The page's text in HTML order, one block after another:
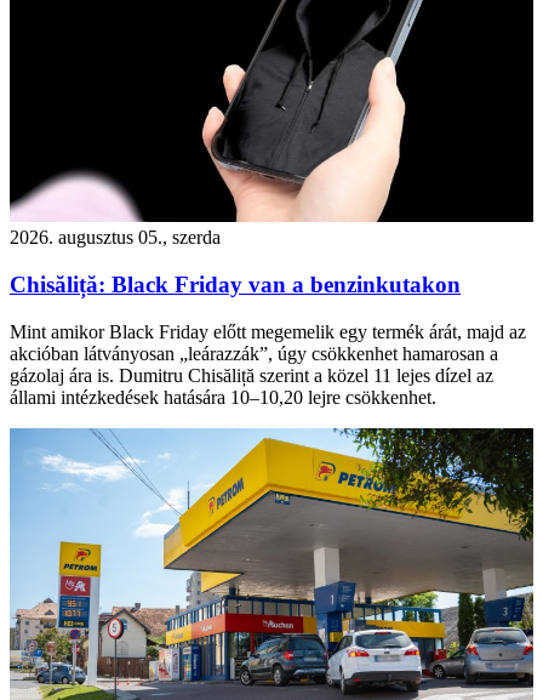
2026. augusztus 05., szerda
Chisăliță: Black Friday van a benzinkutakon
Mint amikor Black Friday előtt megemelik egy termék árát, majd az
akcióban látványosan „leárazzák”, úgy csökkenhet hamarosan a
gázolaj ára is. Dumitru Chisăliță szerint a közel 11 lejes dízel az
állami intézkedések hatására 10–10,20 lejre csökkenhet.